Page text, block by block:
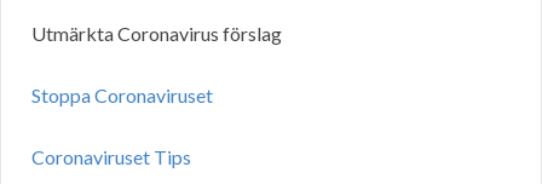
Utmärkta Coronavirus förslag
Stoppa Coronaviruset
Coronaviruset Tips